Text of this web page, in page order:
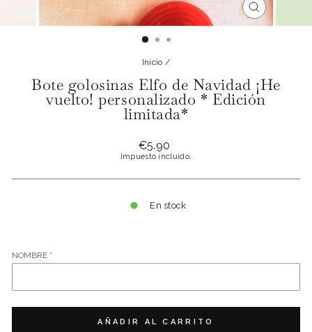
CERRAR
(ESC)
Inicio /
Bote golosinas Elfo de Navidad ¡He
vuelto! personalizado * Edición
limitada*
Precio
habitual
€5.90
Impuesto incluido.
En stock
NOMBRE
AÑADIR AL CARRITO